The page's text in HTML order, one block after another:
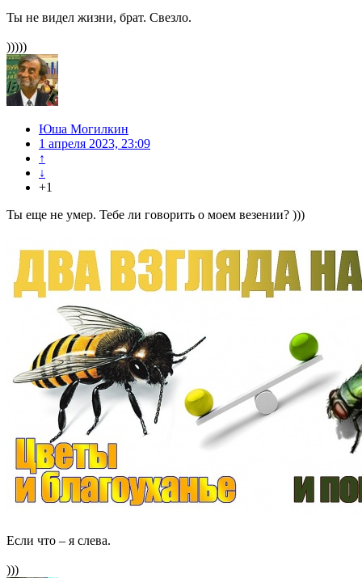
Ты не видел жизни, брат. Свезло.
)))))
Юша Могилкин
1 апреля 2023, 23:09
↑
↓
+1
Ты еще не умер. Тебе ли говорить о моем везении? )))
Если что – я слева.
)))